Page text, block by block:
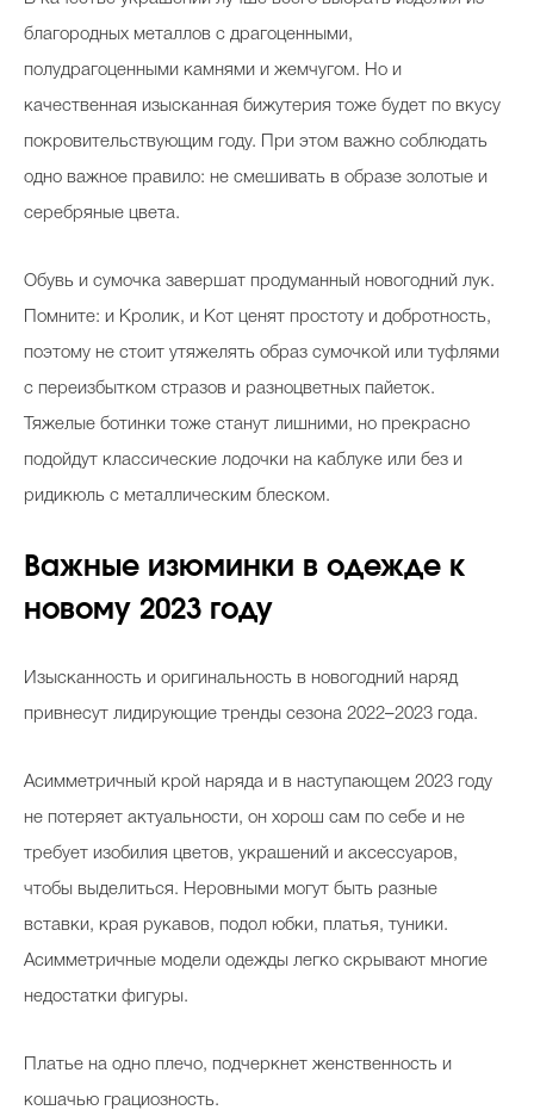
благородных металлов с драгоценными,
полудрагоценными камнями и жемчугом. Но и
качественная изысканная бижутерия тоже будет по вкусу
покровительствующим году. При этом важно соблюдать
одно важное правило: не смешивать в образе золотые и
серебряные цвета.
Обувь и сумочка завершат продуманный новогодний лук.
Помните: и Кролик, и Кот ценят простоту и добротность,
поэтому не стоит утяжелять образ сумочкой или туфлями
с переизбытком стразов и разноцветных пайеток.
Тяжелые ботинки тоже станут лишними, но прекрасно
подойдут классические лодочки на каблуке или без и
ридикюль с металлическим блеском.
Важные изюминки в одежде к
новому 2023 году
Изысканность и оригинальность в новогодний наряд
привнесут лидирующие тренды сезона 2022–2023 года.
Асимметричный крой наряда и в наступающем 2023 году
не потеряет актуальности, он хорош сам по себе и не
требует изобилия цветов, украшений и аксессуаров,
чтобы выделиться. Неровными могут быть разные
вставки, края рукавов, подол юбки, платья, туники.
Асимметричные модели одежды легко скрывают многие
недостатки фигуры.
Платье на одно плечо, подчеркнет женственность и
кошачью грациозность.